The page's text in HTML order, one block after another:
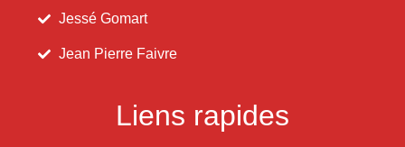
Jessé Gomart
Jean Pierre Faivre
Liens rapides